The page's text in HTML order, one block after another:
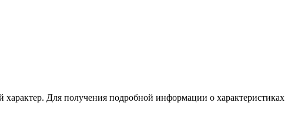
Для получения подробной информации о характеристиках